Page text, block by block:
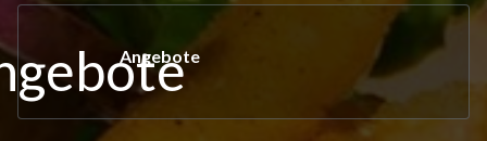
Angebote